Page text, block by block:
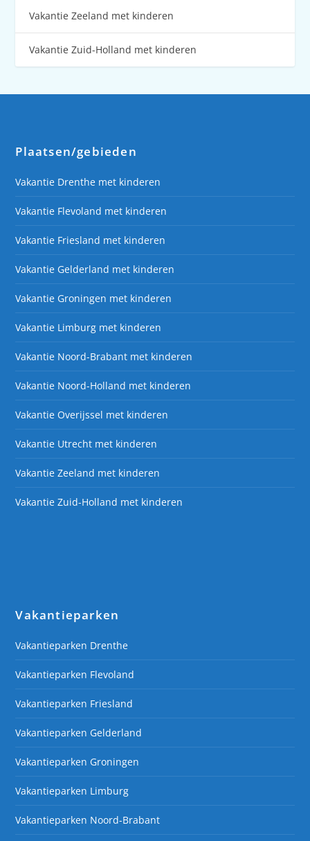
Vakantie Zeeland met kinderen
Vakantie Zuid-Holland met kinderen
Plaatsen/gebieden
Vakantie Drenthe met kinderen
Vakantie Flevoland met kinderen
Vakantie Friesland met kinderen
Vakantie Gelderland met kinderen
Vakantie Groningen met kinderen
Vakantie Limburg met kinderen
Vakantie Noord-Brabant met kinderen
Vakantie Noord-Holland met kinderen
Vakantie Overijssel met kinderen
Vakantie Utrecht met kinderen
Vakantie Zeeland met kinderen
Vakantie Zuid-Holland met kinderen
Vakantieparken
Vakantieparken Drenthe
Vakantieparken Flevoland
Vakantieparken Friesland
Vakantieparken Gelderland
Vakantieparken Groningen
Vakantieparken Limburg
Vakantieparken Noord-Brabant